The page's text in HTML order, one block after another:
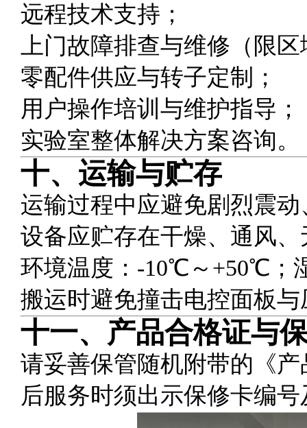
远程技术支持；
上门故障排查与维修（限
零配件供应与转子定制；
用户操作培训与维护指导；
实验室整体解决方案咨询。
十、运输与贮存
运输过程中应避免剧烈震
设备应贮存在干燥、通风
环境温度：-10℃～+50℃；
搬运时避免撞击电控面板
十一、产品合格证与
请妥善保管随机附带的《
后服务时须出示保修卡编